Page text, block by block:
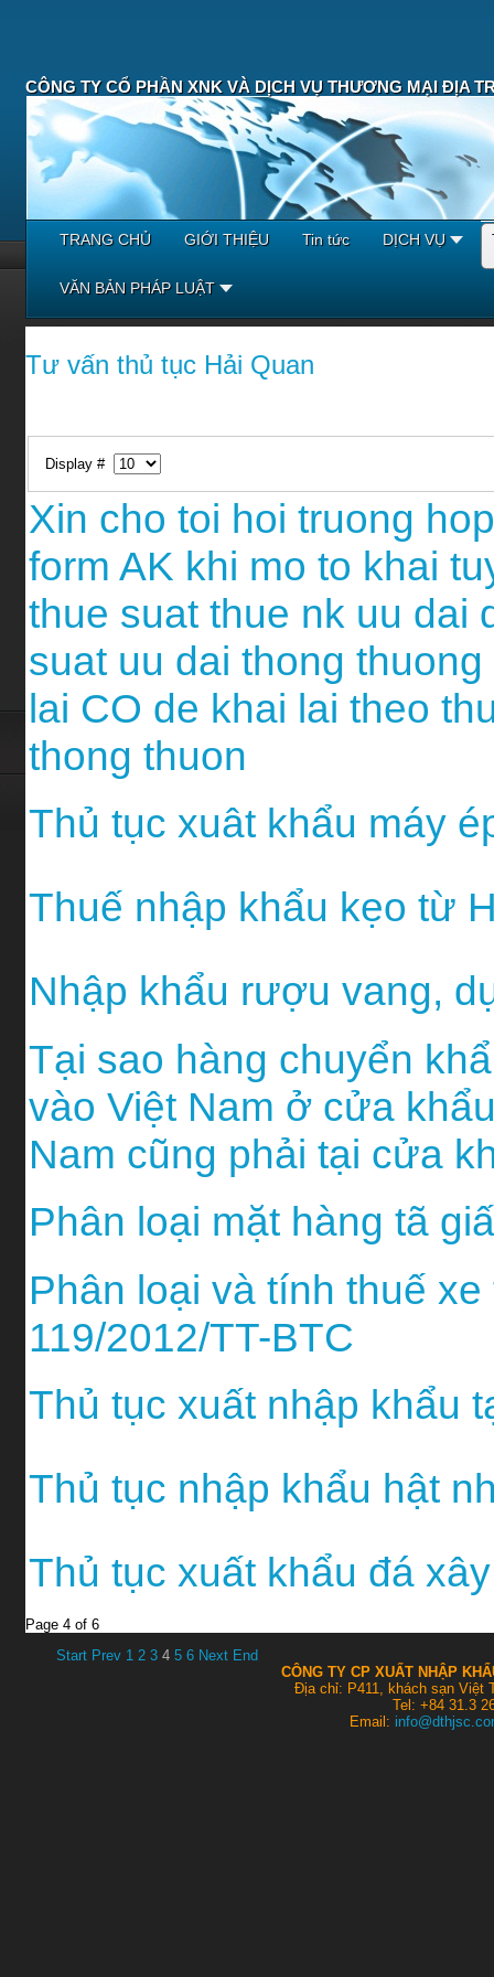
CÔNG TY CỔ PHẦN XNK VÀ DỊCH VỤ THƯƠNG MẠI ĐỊA
TRANG CHỦ GIỚI THIỆU Tin tức DỊCH VỤ
VĂN BẢN PHÁP LUẬT
Tư vấn thủ tục Hải Quan
Display #
Xin cho toi hoi truong
form AK khi mo to khai
thue suat thue nk uu dai
suat uu dai thong
lai CO de khai lai theo
thong thuon
Thủ tục xuât khẩu máy
Thuế nhập khẩu kẹo từ
Nhập khẩu rượu vang,
Tại sao hàng chuyển
vào Việt Nam ở cửa
Nam cũng phải tại cửa
Phân loại mặt hàng tã
Phân loại và tính thuế
119/2012/TT-BTC
Thủ tục xuất nhập khẩu
Thủ tục nhập khẩu hật
Thủ tục xuất khẩu đá
Page 4 of 6
Start Prev 1 2 3 4 5 6 Next End
CÔNG TY CP XUẤT NHẬP
Địa chỉ: P411, khách sạn Việt
Tel: +84 31.3
Email: